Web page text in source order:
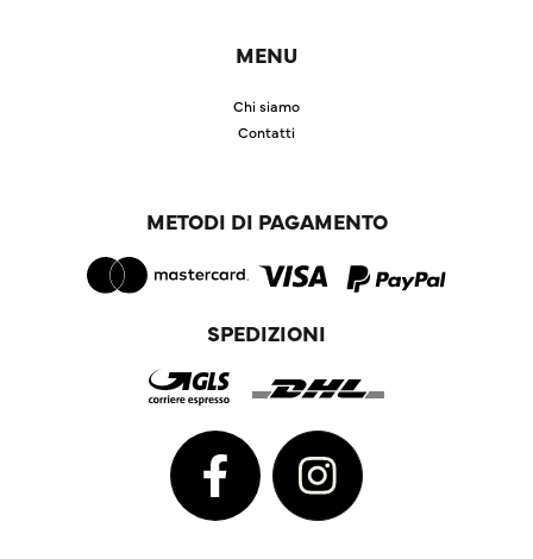
MENU
Chi siamo
Contatti
METODI DI PAGAMENTO
SPEDIZIONI